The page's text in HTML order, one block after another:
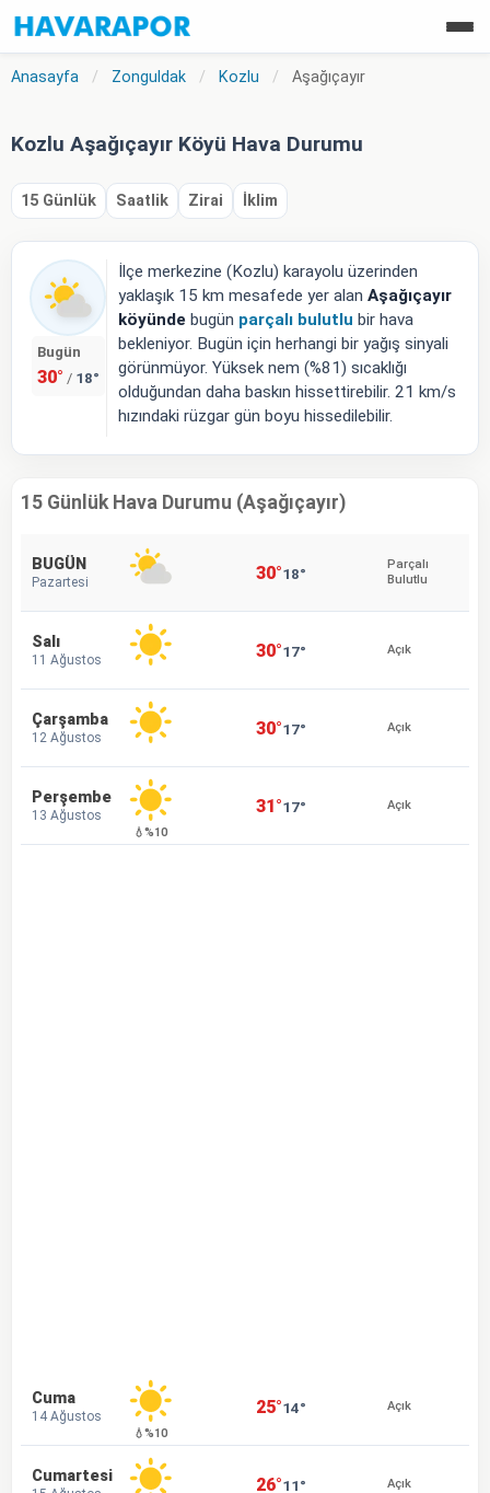
Anasayfa / Zonguldak / Kozlu / Aşağıçayır
Kozlu Aşağıçayır Köyü Hava Durumu
15 Günlük Saatlik Zirai İklim
Bugün
30° / 18°
İlçe merkezine (Kozlu) karayolu üzerinden
yaklaşık 15 km mesafede yer alan Aşağıçayır
köyünde bugün parçalı bulutlu bir hava
bekleniyor. Bugün için herhangi bir yağış sinyali
görünmüyor. Yüksek nem (%81) sıcaklığı
olduğundan daha baskın hissettirebilir. 21 km/s
hızındaki rüzgar gün boyu hissedilebilir.
15 Günlük Hava Durumu (Aşağıçayır)
BUGÜN
Pazartesi 30°18°
Parçalı
Bulutlu
Salı
11 Ağustos 30°17° Açık
Çarşamba
12 Ağustos 30°17° Açık
Perşembe
13 Ağustos
💧%10
31°17° Açık
Cuma
14 Ağustos
💧%10
25°14° Açık
Cumartesi 26°11° Açık